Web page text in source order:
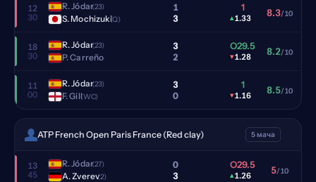
12
30
R. Jódar(23)
S. Mochizuki(Q)
1
3
1
▴1.33 8.3/10
18
30
R. Jódar(23)
P. Carreño
3
2
O29.5
▾1.28 8.2/10
11
00
R. Jódar(23)
F. Gill(WC)
3
0
1
▾1.16 8.5/10
ATP French Open Paris France (Red clay) 5 мача
13
45
R. Jódar(27)
A. Zverev(2)
0
3
O29.5
▴1.26 5/10